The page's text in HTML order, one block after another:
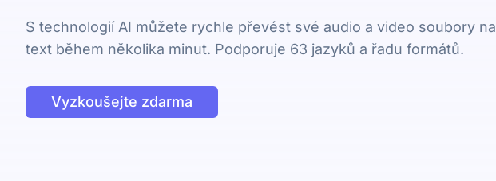
S technologií AI můžete rychle převést své audio a video soubory na
text během několika minut. Podporuje 63 jazyků a řadu formátů.
Vyzkoušejte zdarma